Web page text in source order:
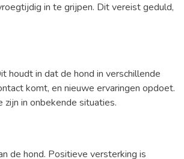
in te grijpen. Dit vereist geduld,
houdt in dat de hond in verschillende
komt, en nieuwe ervaringen opdoet.
in onbekende situaties.
de hond. Positieve versterking is